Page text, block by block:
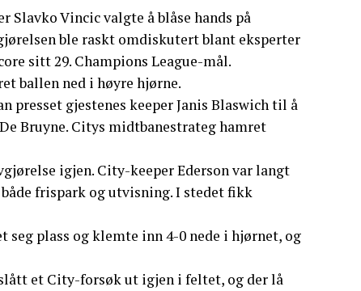
Slavko Vincic valgte å blåse hands på
ble raskt omdiskutert blant eksperter
sitt 29. Champions League-mål.
ballen ned i høyre hjørne.
presset gjestenes keeper Janis Blaswich til å
Bruyne. Citys midtbanestrateg hamret
igjen. City-keeper Ederson var langt
frispark og utvisning. I stedet fikk
plass og klemte inn 4-0 nede i hjørnet, og
et City-forsøk ut igjen i feltet, og der lå